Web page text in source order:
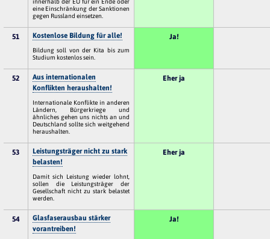
eine Einschränkung der Sanktionen
gegen Russland einsetzen.
51 Kostenlose Bildung für alle!
Bildung soll von der Kita bis zum
Studium kostenlos sein.
Ja!
52
Aus internationalen
Konflikten heraushalten!
Internationale Konflikte in anderen
Ländern, Bürgerkriege und
ähnliches gehen uns nichts an und
Deutschland sollte sich weitgehend
heraushalten.
Eher ja
53
Leistungsträger nicht zu stark
belasten!
Damit sich Leistung wieder lohnt,
sollen die Leistungsträger der
Gesellschaft nicht zu stark belastet
werden.
Eher ja
54
Glasfaserausbau stärker
vorantreiben!
Ja!